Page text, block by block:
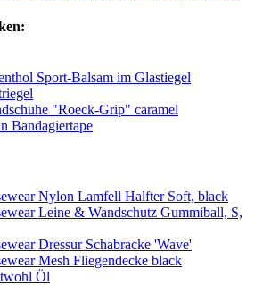
Sport-Balsam im Glastiegel
"Roeck-Grip" caramel
Bandagiertape
Nylon Lamfell Halfter Soft, black
Leine & Wandschutz Gummiball, S,
Dressur Schabracke 'Wave'
Mesh Fliegendecke black
Öl